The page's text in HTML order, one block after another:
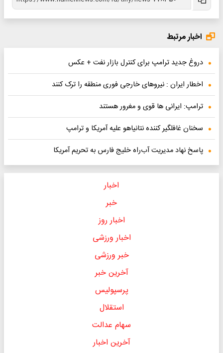
اخبار مرتبط
دروغ جدید ترامپ برای کنترل بازار نفت + عکس
اخطار ایران : نیروهای خارجی فوری منطقه را ترک کنند
ترامپ: ایرانی ها قوی و مغرور هستند
سخنان غافلگیر کننده نتانیاهو علیه آمریکا و ترامپ
پاسخ نهاد مدیریت آب‌راه خلیج فارس به تحریم آمریکا
اخبار
خبر
اخبار روز
اخبار ورزشی
خبر ورزشی
آخرین خبر
پرسپولیس
استقلال
سهام عدالت
آخرین اخبار